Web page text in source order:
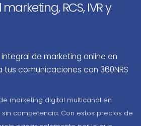
RCS, IVR y
de marketing online en
tus comunicaciones con 360NRS
marketing digital multicanal en
competencia. Con estos precios de